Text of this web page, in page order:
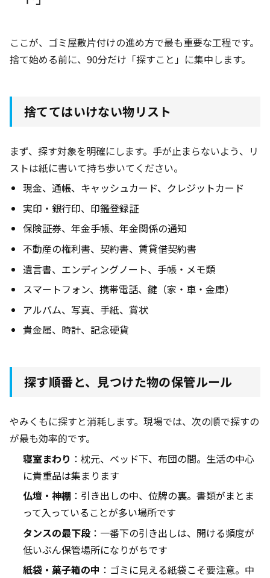
ここが、ゴミ屋敷片付けの進め方で最も重要な工程です。
捨て始める前に、90分だけ「探すこと」に集中します。
捨ててはいけない物リスト
まず、探す対象を明確にします。手が止まらないよう、リ
ストは紙に書いて持ち歩いてください。
現金、通帳、キャッシュカード、クレジットカード
実印・銀行印、印鑑登録証
保険証券、年金手帳、年金関係の通知
不動産の権利書、契約書、賃貸借契約書
遺言書、エンディングノート、手帳・メモ類
スマートフォン、携帯電話、鍵（家・車・金庫）
アルバム、写真、手紙、賞状
貴金属、時計、記念硬貨
探す順番と、見つけた物の保管ルール
やみくもに探すと消耗します。現場では、次の順で探すの
が最も効率的です。
寝室まわり ：枕元、ベッド下、布団の間。生活の中心
に貴重品は集まります
仏壇・神棚 ：引き出しの中、位牌の裏。書類がまとま
って入っていることが多い場所です
タンスの最下段 ：一番下の引き出しは、開ける頻度が
低いぶん保管場所になりがちです
紙袋・菓子箱の中 ：ゴミに見える紙袋こそ要注意。中